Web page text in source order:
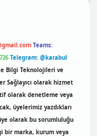
Teams:
Telegram: @karabul
Bilgi Teknolojileri ve
Sağlayıcı olarak hizmet
olarak denetleme veya
üyelerimiz yazdıkları
olarak bu sorumluluğu
bir marka, kurum veya